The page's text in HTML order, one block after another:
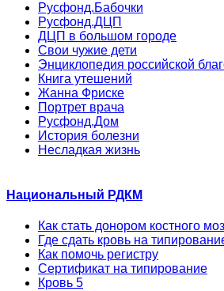
Русфонд.Бабочки
Русфонд.ДЦП
ДЦП в большом городе
Свои чужие дети
Энциклопедия российской
Книга утешений
Жанна Фриске
Портрет врача
Русфонд.Дом
История болезни
Несладкая жизнь
Национальный РДКМ
Как стать донором костного
Где сдать кровь на
Как помочь регистру
Сертификат на типирование
Кровь 5